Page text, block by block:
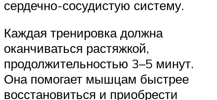
сердечно-сосудистую систему.
Каждая тренировка должна
оканчиваться растяжкой,
продолжительностью 3–5 минут.
Она помогает мышцам быстрее
восстановиться и приобрести